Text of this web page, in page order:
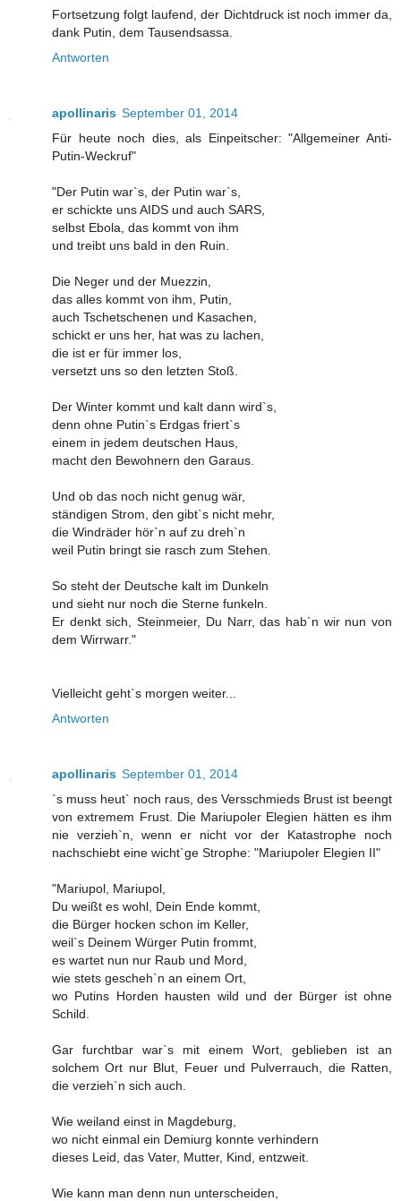
Fortsetzung folgt laufend, der Dichtdruck ist noch immer da,
dank Putin, dem Tausendsassa.
Antworten
apollinaris September 01, 2014
Für heute noch dies, als Einpeitscher: "Allgemeiner Anti-
Putin-Weckruf"
"Der Putin war`s, der Putin war`s,
er schickte uns AIDS und auch SARS,
selbst Ebola, das kommt von ihm
und treibt uns bald in den Ruin.
Die Neger und der Muezzin,
das alles kommt von ihm, Putin,
auch Tschetschenen und Kasachen,
schickt er uns her, hat was zu lachen,
die ist er für immer los,
versetzt uns so den letzten Stoß.
Der Winter kommt und kalt dann wird`s,
denn ohne Putin`s Erdgas friert`s
einem in jedem deutschen Haus,
macht den Bewohnern den Garaus.
Und ob das noch nicht genug wär,
ständigen Strom, den gibt`s nicht mehr,
die Windräder hör`n auf zu dreh`n
weil Putin bringt sie rasch zum Stehen.
So steht der Deutsche kalt im Dunkeln
und sieht nur noch die Sterne funkeln.
Er denkt sich, Steinmeier, Du Narr, das hab`n wir nun von
dem Wirrwarr."
Vielleicht geht`s morgen weiter...
Antworten
apollinaris September 01, 2014
`s muss heut` noch raus, des Versschmieds Brust ist beengt
von extremem Frust. Die Mariupoler Elegien hätten es ihm
nie verzieh`n, wenn er nicht vor der Katastrophe noch
nachschiebt eine wicht`ge Strophe: "Mariupoler Elegien II"
"Mariupol, Mariupol,
Du weißt es wohl, Dein Ende kommt,
die Bürger hocken schon im Keller,
weil`s Deinem Würger Putin frommt,
es wartet nun nur Raub und Mord,
wie stets gescheh`n an einem Ort,
wo Putins Horden hausten wild und der Bürger ist ohne
Schild.
Gar furchtbar war`s mit einem Wort, geblieben ist an
solchem Ort nur Blut, Feuer und Pulverrauch, die Ratten,
die verzieh`n sich auch.
Wie weiland einst in Magdeburg,
wo nicht einmal ein Demiurg konnte verhindern
dieses Leid, das Vater, Mutter, Kind, entzweit.
Wie kann man denn nun unterscheiden,